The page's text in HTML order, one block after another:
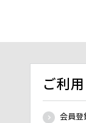
ご利
会員登